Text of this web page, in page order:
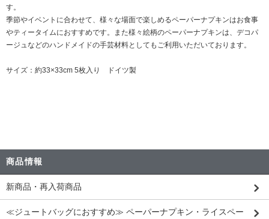
す。
季節やイベントに合わせて、様々な場面で楽しめるペーパーナプキンはお食事
やティータイムにおすすめです。また様々絵柄のペーパーナプキンは、デコパ
ージュなどのハンドメイドの手芸材料としてもご利用いただいております。
サイズ：約33×33cm 5枚入り ドイツ製
商品情報
新商品・再入荷商品
≪ジュートバッグにおすすめ≫ ペーパーナプキン・ライスペー